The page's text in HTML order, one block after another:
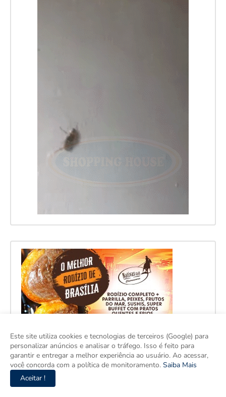
Este site utiliza cookies e tecnologias de terceiros (Google) para
personalizar anúncios e analisar o tráfego. Isso é feito para
garantir e entregar a melhor experiência ao usuário. Ao acessar,
você concorda com a política de monitoramento. Saiba Mais
Aceitar !